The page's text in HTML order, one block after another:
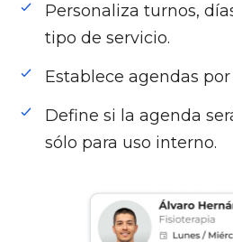
Personaliza turnos,
tipo de servicio.
Establece agendas
Define si la agenda
sólo para uso interno.